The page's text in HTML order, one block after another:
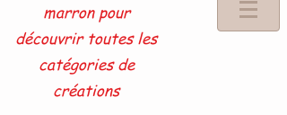
marron pour
découvrir toutes les
catégories de
créations